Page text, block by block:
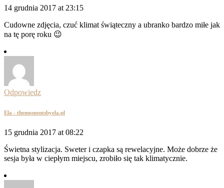
14 grudnia 2017 at 23:15
Cudowne zdjęcia, czuć klimat świąteczny a ubranko bardzo miłe jak
na tę porę roku 😉
Odpowiedz
Ela - themomentsbyela.pl
15 grudnia 2017 at 08:22
Świetna stylizacja. Sweter i czapka są rewelacyjne. Może dobrze że
sesja była w ciepłym miejscu, zrobiło się tak klimatycznie.